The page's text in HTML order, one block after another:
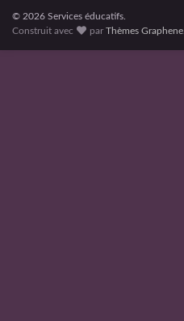
© 2026 Services éducatifs.
Construit avec
parThèmes Graphene